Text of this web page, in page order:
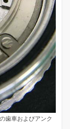
歯車およびアンク